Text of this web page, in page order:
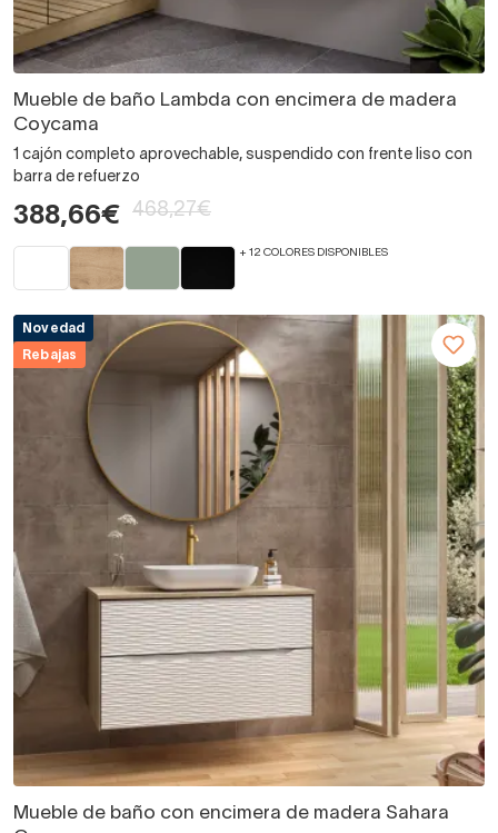
Mueble de baño Lambda con encimera de madera
Coycama
1 cajón completo aprovechable, suspendido con frente liso con
barra de refuerzo
388,66€ 468,27€
+ 12 COLORES DISPONIBLES
Novedad
Rebajas
Mueble de baño con encimera de madera Sahara